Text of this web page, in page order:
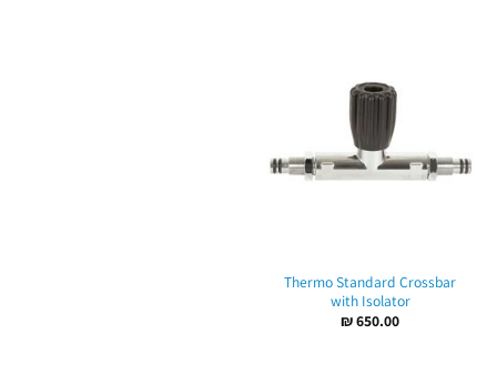
Thermo Standard Crossbar
with Isolator
₪650.00